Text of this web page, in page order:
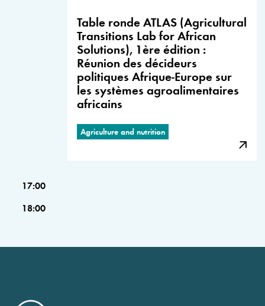
Table ronde ATLAS (Agricultural
Transitions Lab for African
Solutions), 1ère édition :
Réunion des décideurs
politiques Afrique-Europe sur
les systèmes agroalimentaires
africains
Agriculture and nutrition
17:00
18:00